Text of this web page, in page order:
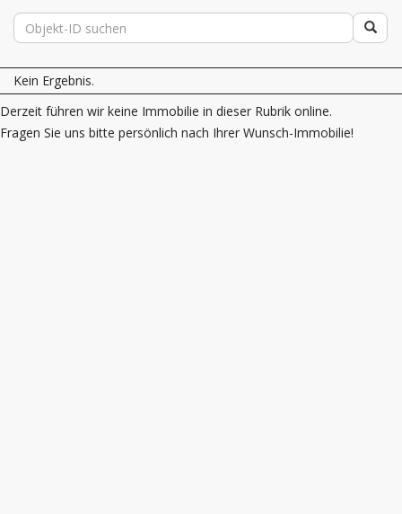
Kein Ergebnis.
Derzeit führen wir keine Immobilie in dieser Rubrik online.
Fragen Sie uns bitte persönlich nach Ihrer Wunsch-Immobilie!